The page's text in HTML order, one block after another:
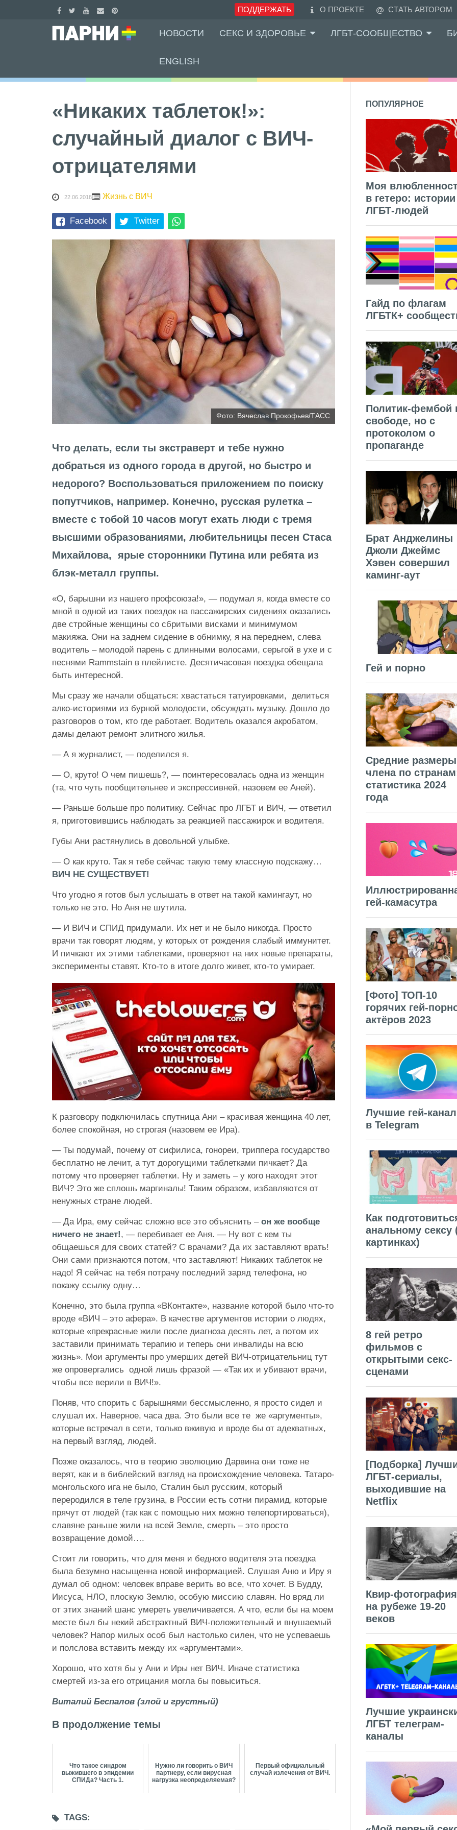
ПОДДЕРЖАТЬ О ПРОЕКТЕ СТАТЬ АВТОРОМ
НОВОСТИ СЕКС И ЗДОРОВЬЕ ЛГБТ-СООБЩЕСТВО
ENGLISH
«Никаких таблеток!»:
случайный диалог с ВИЧ-
отрицателями
22.06.2018 Жизнь с ВИЧ
Facebook Twitter
Фото: Вячеслав Прокофьев/ТАСС
Что делать, если ты экстраверт и тебе нужно
добраться из одного города в другой, но быстро и
недорого? Воспользоваться приложением по поиску
попутчиков, например. Конечно, русская рулетка –
вместе с тобой 10 часов могут ехать люди с тремя
высшими образованиями, любительницы песен Стаса
Михайлова, ярые сторонники Путина или ребята из
блэк-металл группы.
«О, барышни из нашего профсоюза!», — подумал я, когда вместе со
мной в одной из таких поездок на пассажирских сидениях оказались
две стройные женщины со сбритыми висками и минимумом
макияжа. Они на заднем сидение в обнимку, я на переднем, слева
водитель – молодой парень с длинными волосами, серьгой в ухе и с
песнями Rammstain в плейлисте. Десятичасовая поездка обещала
быть интересной.
Мы сразу же начали общаться: хвастаться татуировками, делиться
алко-историями из бурной молодости, обсуждать музыку. Дошло до
разговоров о том, кто где работает. Водитель оказался акробатом,
дамы делают ремонт элитного жилья.
— А я журналист, — поделился я.
— О, круто! О чем пишешь?, — поинтересовалась одна из женщин
(та, что чуть пообщительнее и экспрессивней, назовем ее Аней).
— Раньше больше про политику. Сейчас про ЛГБТ и ВИЧ, — ответил
я, приготовившись наблюдать за реакцией пассажирок и водителя.
Губы Ани растянулись в довольной улыбке.
— О как круто. Так я тебе сейчас такую тему классную подскажу…
ВИЧ НЕ СУЩЕСТВУЕТ!
Что угодно я готов был услышать в ответ на такой камингаут, но
только не это. Но Аня не шутила.
— И ВИЧ и СПИД придумали. Их нет и не было никогда. Просто
врачи так говорят людям, у которых от рождения слабый иммунитет.
И пичкают их этими таблетками, проверяют на них новые препараты,
эксперименты ставят. Кто-то в итоге долго живет, кто-то умирает.
К разговору подключилась спутница Ани – красивая женщина 40 лет,
более спокойная, но строгая (назовем ее Ира).
— Ты подумай, почему от сифилиса, гонореи, триппера государство
бесплатно не лечит, а тут дорогущими таблетками пичкает? Да
потому что проверяет таблетки. Ну и заметь – у кого находят этот
ВИЧ? Это же сплошь маргиналы! Таким образом, избавляются от
ненужных стране людей.
— Да Ира, ему сейчас сложно все это объяснить – он же вообще
ничего не знает!, — перебивает ее Аня. — Ну вот с кем ты
общаешься для своих статей? С врачами? Да их заставляют врать!
Они сами признаются потом, что заставляют! Никаких таблеток не
надо! Я сейчас на тебя потрачу последний заряд телефона, но
покажу ссылку одну…
Конечно, это была группа «ВКонтакте», название которой было что-то
вроде «ВИЧ – это афера». В качестве аргументов истории о людях,
которые «прекрасные жили после диагноза десять лет, а потом их
заставили принимать терапию и теперь они инвалиды на всю
жизнь». Мои аргументы про умерших детей ВИЧ-отрицательниц тут
же опровергались одной лишь фразой — «Так их и убивают врачи,
чтобы все верили в ВИЧ!».
Поняв, что спорить с барышнями бессмысленно, я просто сидел и
слушал их. Наверное, часа два. Это были все те же «аргументы»,
которые встречал в сети, только вживую и вроде бы от адекватных,
на первый взгляд, людей.
Позже оказалось, что в теорию эволюцию Дарвина они тоже не
верят, как и в библейский взгляд на происхождение человека. Татаро-
монгольского ига не было, Сталин был русским, который
переродился в теле грузина, в России есть сотни пирамид, которые
прячут от людей (так как с помощью них можно телепортироваться),
славяне раньше жили на всей Земле, смерть – это просто
возвращение домой….
Стоит ли говорить, что для меня и бедного водителя эта поездка
была безумно насыщенна новой информацией. Слушая Аню и Иру я
думал об одном: человек вправе верить во все, что хочет. В Будду,
Иисуса, НЛО, плоскую Землю, особую миссию славян. Но вряд ли
от этих знаний шанс умереть увеличивается. А что, если бы на моем
месте был бы некий абстрактный ВИЧ-положительный и внушаемый
человек? Напор милых особ был настолько силен, что не успеваешь
и полслова вставить между их «аргументами».
Хорошо, что хотя бы у Ани и Иры нет ВИЧ. Иначе статистика
смертей из-за его отрицания могла бы повыситься.
Виталий Беспалов (злой и грустный)
В продолжение темы
Что такое синдром
выжившего в эпидемии
СПИДа? Часть 1.
Нужно ли говорить о ВИЧ
партнеру, если вирусная
нагрузка неопределяемая?
Первый официальный
случай излечения от ВИЧ.
TAGS:
ПОПУЛЯРНОЕ
Моя
в гетеро: истории
ЛГБТ-людей
Гайд по флагам
ЛГБТК+
Политик-фембой
свободе, но с
протоколом о
пропаганде
Брат Анджелины
Джоли Джеймс
Хэвен совершил
каминг-аут
Гей и порно
Средние размеры
члена по
статистика 2024
года
гей-камасутра
[Фото] ТОП-10
горячих гей-
актёров 2023
Лучшие гей-
в Telegram
Как
анальному сексу
картинках)
8 гей ретро
фильмов с
открытыми секс-
сценами
[Подборка]
ЛГБТ-сериалы,
выходившие на
Netflix
Квир-фотография
на рубеже 19-20
веков
Лучшие
ЛГБТ телеграм-
каналы